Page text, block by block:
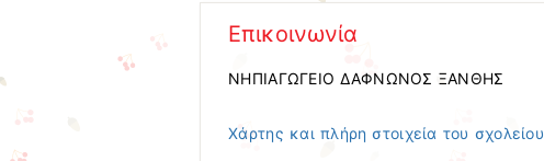
Επικοινωνία
ΝΗΠΙΑΓΩΓΕΙΟ ΔΑΦΝΩΝΟΣ ΞΑΝΘΗΣ
Χάρτης και πλήρη στοιχεία του σχολείου